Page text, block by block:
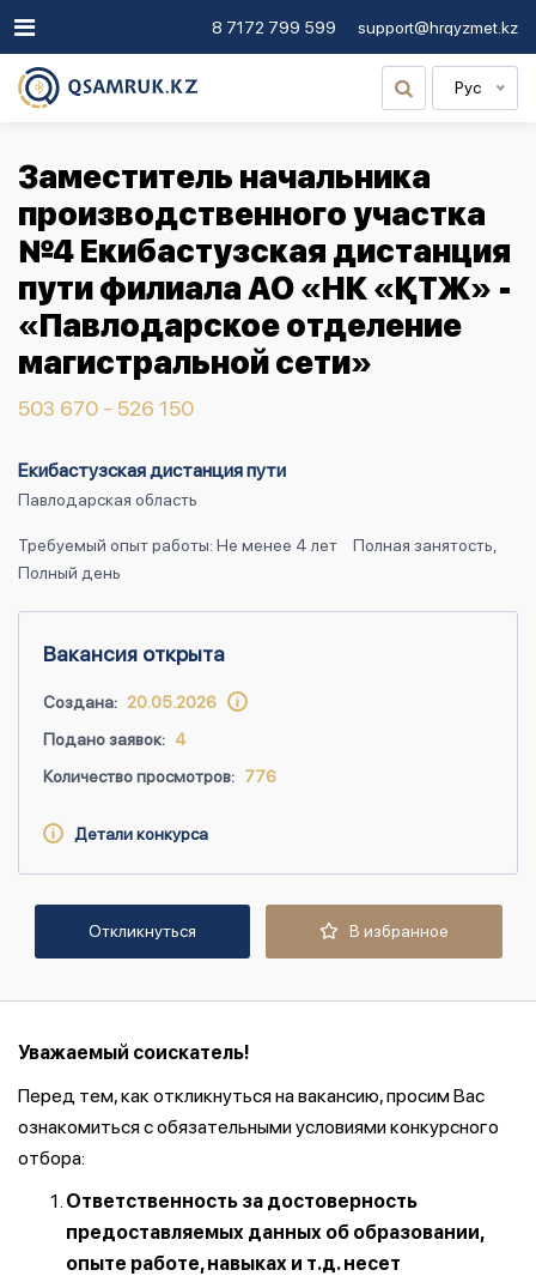
8 7172 799 599 support@hrqyzmet.kz
Рус
Заместитель начальника
производственного участка
№4 Екибастузская дистанция
пути филиала АО «НК «ҚТЖ» -
«Павлодарское отделение
магистральной сети»
503 670 - 526 150
Екибастузская дистанция пути
Павлодарская область
Требуемый опыт работы: Не менее 4 лет
Полная занятость,
Полный день
Вакансия открыта
Создана: 20.05.2026
Подано заявок: 4
Количество просмотров: 776
Детали конкурса
Откликнуться В избранное
Уважаемый соискатель!
Перед тем, как откликнуться на вакансию, просим Вас
ознакомиться с обязательными условиями конкурсного
отбора:
Ответственность за достоверность
предоставляемых данных об образовании,
опыте работе, навыках и т.д. несет